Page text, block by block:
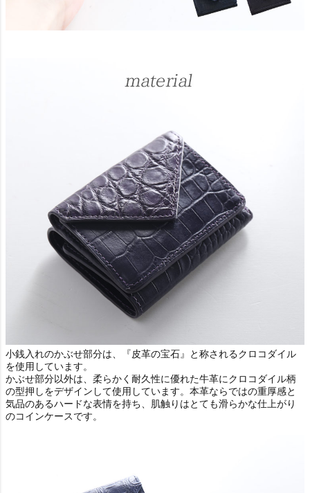
小銭入れのかぶせ部分は、『皮革の宝石』と称されるクロコダイル
を使用しています。
かぶせ部分以外は、柔らかく耐久性に優れた牛革にクロコダイル柄
の型押しをデザインして使用しています。本革ならではの重厚感と
気品のあるハードな表情を持ち、肌触りはとても滑らかな仕上がり
のコインケースです。